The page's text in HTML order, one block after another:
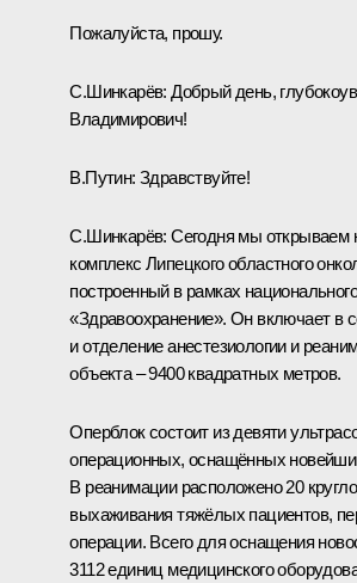
Пожалуйста, прошу.
С.Шинкарёв:Добрый день,
Владимирович!
В.Путин: Здравствуйте!
С.Шинкарёв:Сегодня мы открываем
комплекс Липецкого областного
построенный в рамках
«Здравоохранение». Он включает в
и отделение анестезиологии и
объекта – 9400 квадратных метров.
Оперблок состоит из девяти
операционных, оснащённых
В реанимации расположено 20
выхаживания тяжёлых пациентов,
операции. Всего для оснащения
3112 единиц медицинского